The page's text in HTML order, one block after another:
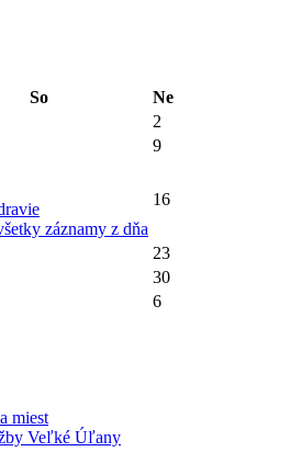
So
Ne
2
9
záznamy z dňa
16
23
30
6
miest
Veľké Úľany